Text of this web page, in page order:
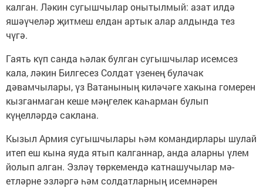
калган. Ләкин сугышчылар онытылмый: азат илдә
яшәүчеләр җитмеш елдан артык алар алдында тез
чүгә.
Гаять күп санда һәлак булган сугышчылар исемсез
кала, ләкин Билгесез Солдат үзенең булачак
дәвамчылары, үз Ватанының киләчәге хакына гомерен
кызганмаган кеше мәңгелек каһарман булып
күңелләрдә саклана.
Кызыл Армия сугышчылары һәм командирлары шулай
итеп еш кына яуда ятып калганнар, анда аларны үлем
йолып алган. Эзләү төркемендә катнашучылар мә­
етләрне эзләргә һәм солдатларның исемнәрен